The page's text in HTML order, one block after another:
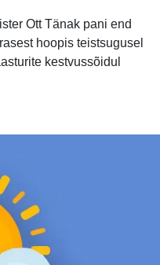
Ott Tänak pani end
hoopis teistsugusel
kestvussõidul